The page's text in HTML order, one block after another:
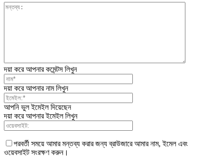
দয়া করে আপনার কমেন্টস লিখুন
দয়া করে আপনার নাম লিখুন
আপনি ভুল ইমেইল দিয়েছেন
দয়া করে আপনার ইমেইল লিখুন
পরবর্তী সময়ে আমার মন্তব্য করার জন্য ব্রাউজারে আমার নাম, ইমেল এবং
ওয়েবসাইট সংরক্ষণ করুন।